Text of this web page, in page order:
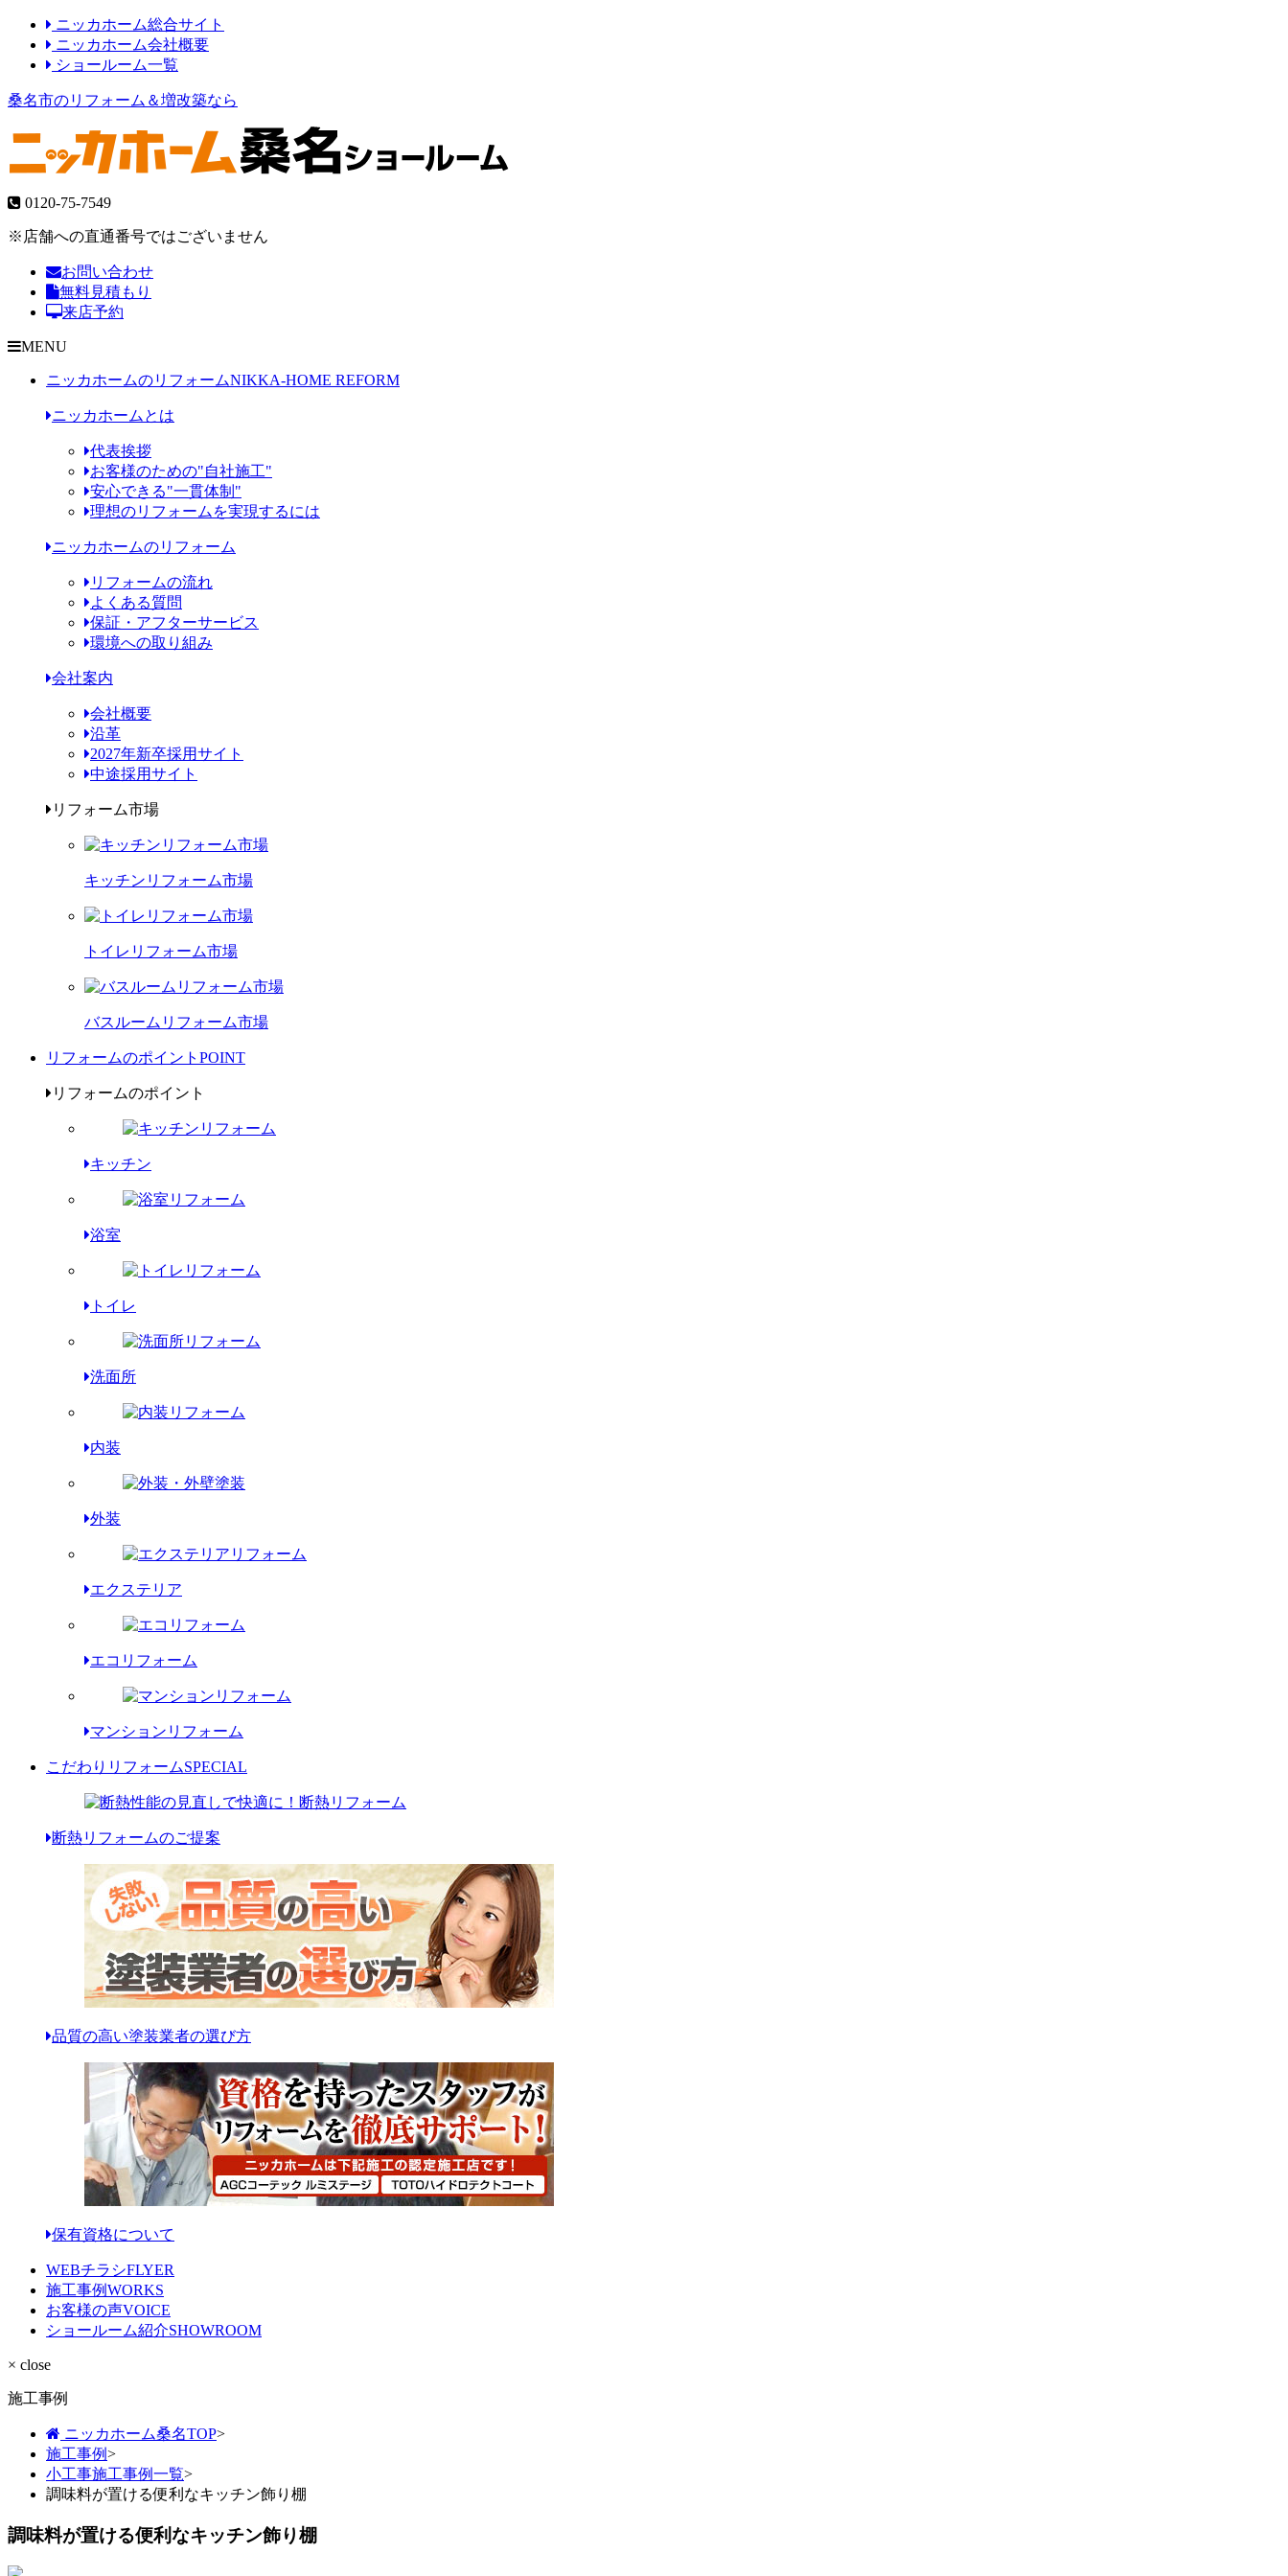
ニッカホーム総合サイト
ニッカホーム会社概要
ショールーム一覧
桑名市のリフォーム＆増改築なら
0120-75-7549
※店舗への直通番号ではございません
お問い合わせ
無料見積もり
来店予約
MENU
ニッカホームのリフォームNIKKA-HOME REFORM
ニッカホームとは
代表挨拶
お客様のための"自社施工"
安心できる"一貫体制"
理想のリフォームを実現するには
ニッカホームのリフォーム
リフォームの流れ
よくある質問
保証・アフターサービス
環境への取り組み
会社案内
会社概要
沿革
2027年新卒採用サイト
中途採用サイト
リフォーム市場
キッチンリフォーム市場
トイレリフォーム市場
バスルームリフォーム市場
リフォームのポイント POINT
リフォームのポイント
キッチン
浴室
トイレ
洗面所
内装
外装
エクステリア
エコリフォーム
マンションリフォーム
こだわりリフォームSPECIAL
断熱リフォームのご提案
品質の高い塗装業者の選び方
保有資格について
WEBチラシFLYER
施工事例WORKS
お客様の声VOICE
ショールーム紹介SHOWROOM
× close
施工事例
ニッカホーム桑名TOP>
施工事例>
小工事施工事例一覧>
調味料が置ける便利なキッチン飾り棚
調味料が置ける便利なキッチン飾り棚